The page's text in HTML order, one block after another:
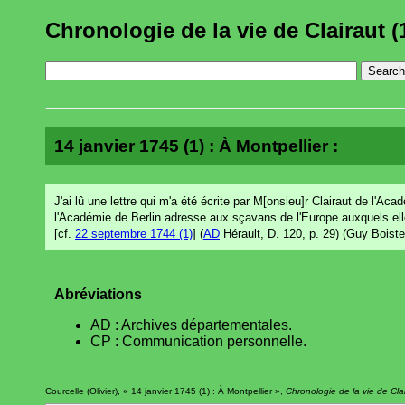
Chronologie de la vie de Clairaut
14 janvier 1745 (1) : À Montpellier :
J'ai lû une lettre qui m'a été écrite par M[onsieu]r Clairaut de
l'Académie de Berlin adresse aux sçavans de l'Europe auxquels
[cf. 22 septembre 1744 (1)] (AD Hérault, D. 120, p. 29) (Guy
Abréviations
AD : Archives départementales.
CP : Communication personnelle.
Courcelle (Olivier), « 14 janvier 1745 (1) : À Montpellier », Chronologie de la vie de